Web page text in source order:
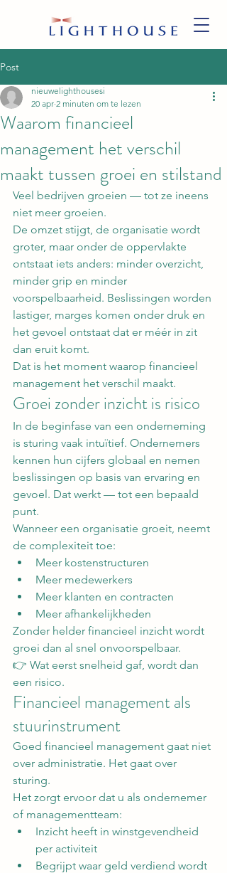
Post
Waarom financieel
management het verschil
maakt tussen groei en stilstand
nieuwelighthousesi
20 apr 2 minuten om te lezen
Veel bedrijven groeien — tot ze ineens
niet meer groeien.
De omzet stijgt, de organisatie wordt
groter, maar onder de oppervlakte
ontstaat iets anders: minder overzicht,
minder grip en minder
voorspelbaarheid. Beslissingen worden
lastiger, marges komen onder druk en
het gevoel ontstaat dat er méér in zit
dan eruit komt.
Dat is het moment waarop financieel
management het verschil maakt.
Groei zonder inzicht is risico
In de beginfase van een onderneming
is sturing vaak intuïtief. Ondernemers
kennen hun cijfers globaal en nemen
beslissingen op basis van ervaring en
gevoel. Dat werkt — tot een bepaald
punt.
Wanneer een organisatie groeit, neemt
de complexiteit toe:
Meer kostenstructuren
Meer medewerkers
Meer klanten en contracten
Meer afhankelijkheden
Zonder helder financieel inzicht wordt
groei dan al snel onvoorspelbaar.
👉 Wat eerst snelheid gaf, wordt dan
een risico.
Financieel management als
stuurinstrument
Goed financieel management gaat niet
over administratie. Het gaat over
sturing.
Het zorgt ervoor dat u als ondernemer
of managementteam:
Inzicht heeft in winstgevendheid
per activiteit
Begrijpt waar geld verdiend wordt